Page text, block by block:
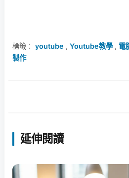
標籤： youtube , Youtube教學, 電
製作
延伸閱讀